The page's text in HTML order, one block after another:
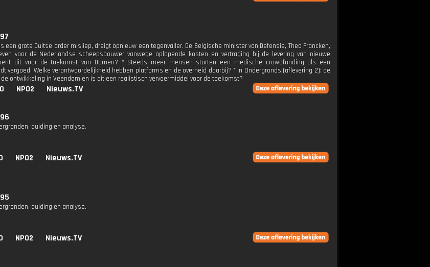
een grote Duitse order misliep, dreigt opnieuw een tegenvaller. De Belgische minister van Defensie, Theo Francken,
voor de Nederlandse scheepsbouwer vanwege oplopende kosten en vertraging bij de levering van nieuwe
dit voor de toekomst van Damen? * Steeds meer mensen starten een medische crowdfunding als een
vergoed. Welke verantwoordelijkheid hebben platforms en de overheid daarbij? * In Ondergronds (aflevering 2): de
de ontwikkeling in Veendam en is dit een realistisch vervoermiddel voor de toekomst?
NPO2 Nieuws.TV
duiding en analyse.
NPO2 Nieuws.TV
duiding en analyse.
NPO2 Nieuws.TV